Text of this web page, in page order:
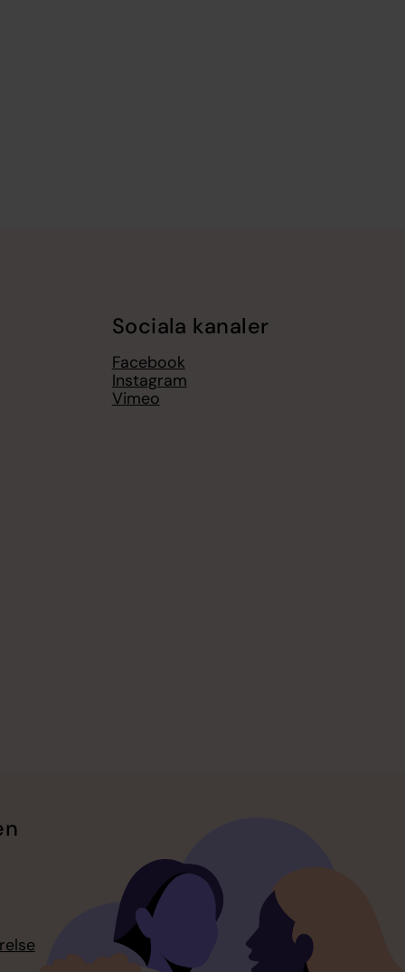
Sociala kanaler
Facebook
Instagram
Vimeo